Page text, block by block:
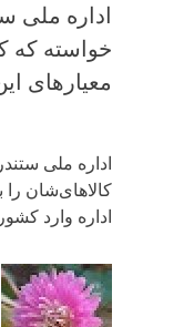
اداره ملی
خواسته که
معیارهای
اداره ملی
کالاهای‌شان را
اداره وارد